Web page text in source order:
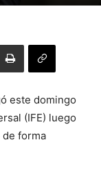
este domingo
(IFE) luego
de forma